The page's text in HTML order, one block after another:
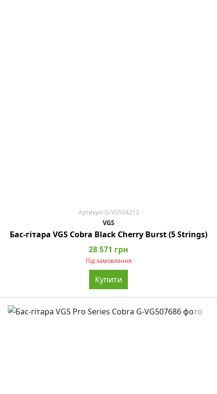
Артикул: G-VG504213
VGS
Бас-гітара VGS Cobra Black Cherry Burst (5 Strings)
28 571 грн
Під замовлення
Купити